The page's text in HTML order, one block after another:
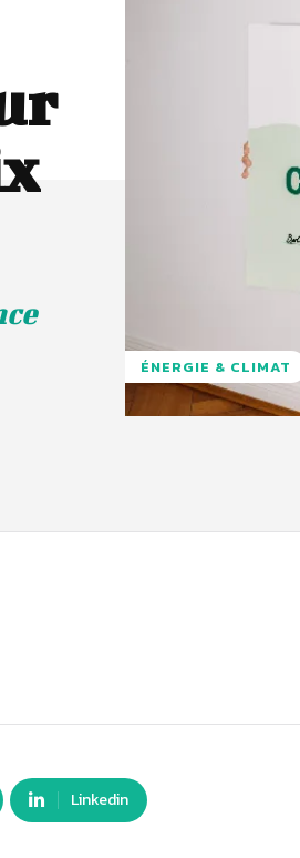
ÉNERGIE & CLIMAT
Linkedin